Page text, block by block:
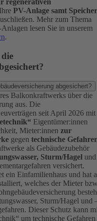
PV-Anlage samt Speicher
Mehr zum Thema
lesen Sie in unserem
.
abgesichert?
Balkonkraftwerks über die
aus. Die
seit April 2026 mit
Eigentümer:innen
Mieter:innen zur
gegen technische
als Gebäudezubehör
Sturm/Hagel und
versichert.
ein Einfamilienhaus und hat
welches der Mieter
Sturm/Hagel und
Dieser Schutz kann
um technische Gefahren